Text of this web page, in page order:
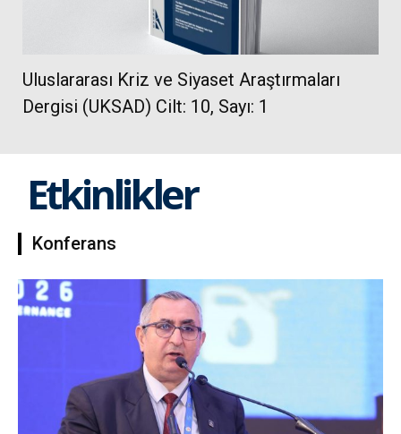
Uluslararası Kriz ve Siyaset Araştırmaları
Dergisi (UKSAD) Cilt: 10, Sayı: 1
Etkinlikler
Konferans